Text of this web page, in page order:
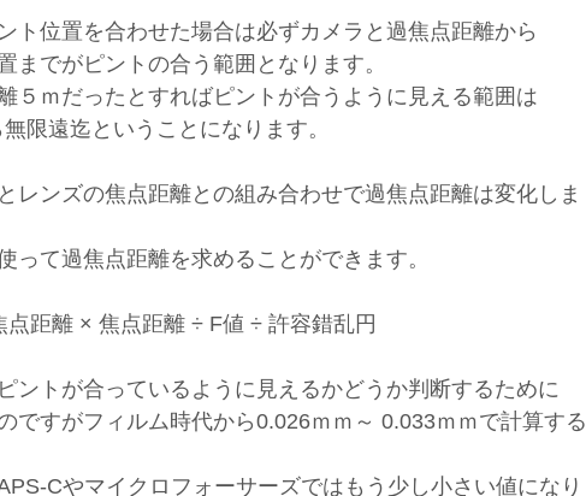
ト位置を合わせた場合は必ずカメラと過焦点距離から
までがピントの合う範囲となります。
５ｍだったとすればピントが合うように見える範囲は
限遠迄ということになります。
レンズの焦点距離との組み合わせで過焦点距離は変化しま
って過焦点距離を求めることができます。
距離 × 焦点距離 ÷ F値 ÷ 許容錯乱円
ントが合っているように見えるかどうか判断するために
ですがフィルム時代から0.026ｍｍ～ 0.033ｍｍで計算する
Cやマイクロフォーサーズではもう少し小さい値になり